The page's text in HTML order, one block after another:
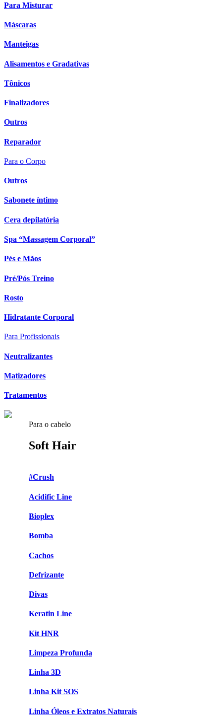
Para Misturar
Máscaras
Manteigas
Alisamentos e Gradativas
Tônicos
Finalizadores
Outros
Reparador
Para o Corpo
Outros
Sabonete íntimo
Cera depilatória
Spa “Massagem Corporal”
Pés e Mãos
Pré/Pós Treino
Rosto
Hidratante Corporal
Para Profissionais
Neutralizantes
Matizadores
Tratamentos
Para o cabelo
Soft Hair
#Crush
Acidific Line
Bioplex
Bomba
Cachos
Defrizante
Divas
Keratin Line
Kit HNR
Limpeza Profunda
Linha 3D
Linha Kit SOS
Linha Óleos e Extratos Naturais